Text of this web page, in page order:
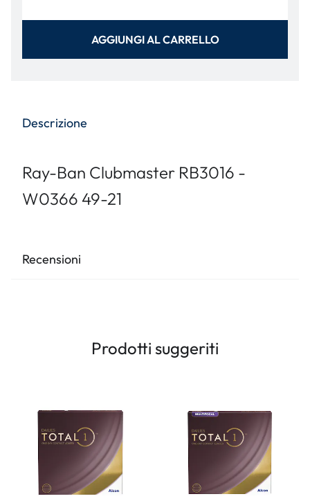
AGGIUNGI AL CARRELLO
Descrizione
Ray-Ban Clubmaster RB3016 -
W0366 49-21
Recensioni
Prodotti suggeriti